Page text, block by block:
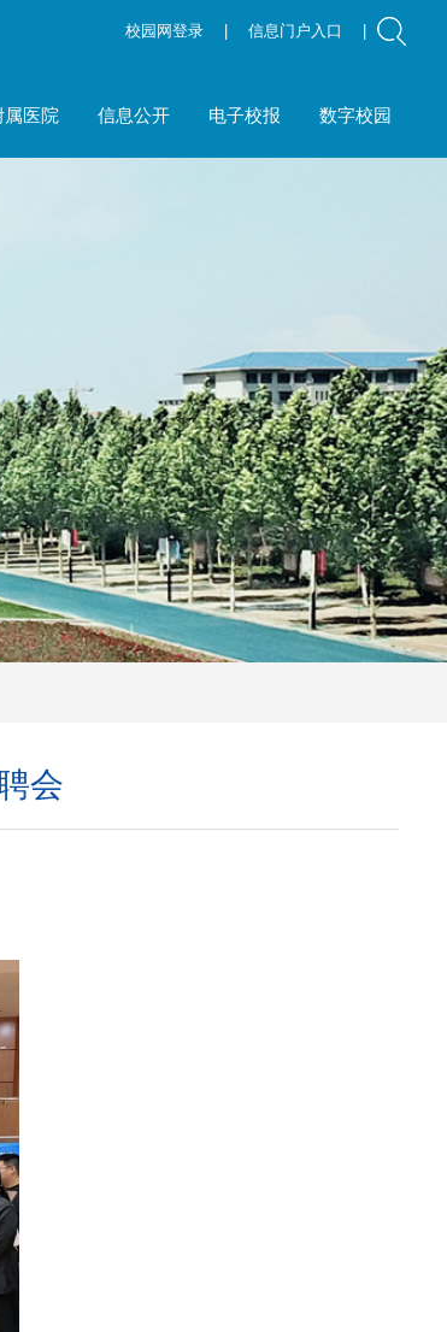
校园网登录 信息门户入口
属医院 信息公开 电子校报 数字校园
会